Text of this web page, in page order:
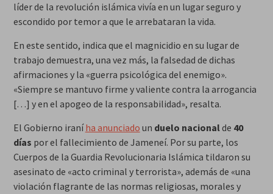
líder de la revolución islámica vivía en un lugar seguro y
escondido por temor a que le arrebataran la vida.
En este sentido, indica que el magnicidio en su lugar de
trabajo demuestra, una vez más, la falsedad de dichas
afirmaciones y la «guerra psicológica del enemigo».
«Siempre se mantuvo firme y valiente contra la arrogancia
[…] y en el apogeo de la responsabilidad», resalta.
El Gobierno iraníha anunciado un duelo nacionalde 40
días por el fallecimiento de Jameneí. Por su parte, los
Cuerpos de la Guardia Revolucionaria Islámica tildaron su
asesinato de «acto criminal y terrorista», además de «una
violación flagrante de las normas religiosas, morales y